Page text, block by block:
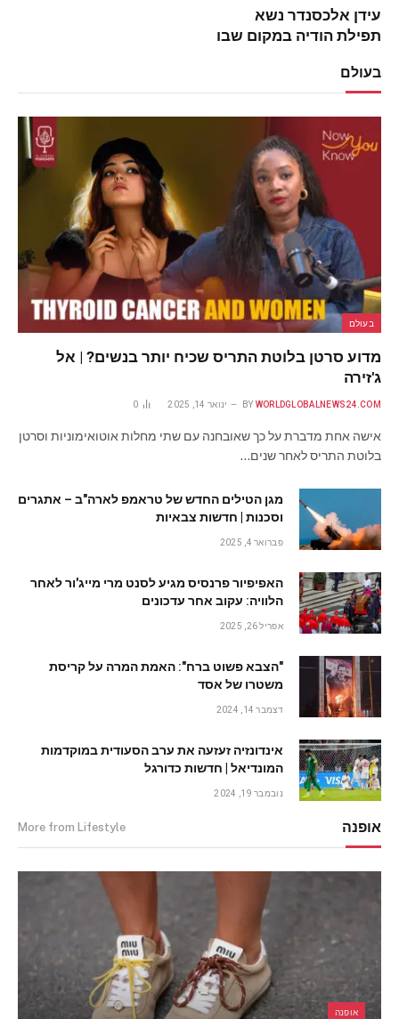
עידן אלכסנדר נשא
תפילת הודיה במקום שבו
עבורו
בעולם
בעולם
מדוע סרטן בלוטת התריס שכיח יותר בנשים? | אל
ג'זירה
BY WORLDGLOBALNEWS24.COM ינואר 14, 2025 0
אישה אחת מדברת על כך שאובחנה עם שתי מחלות אוטואימוניות וסרטן
בלוטת התריס לאחר שנים…
מגן הטילים החדש של טראמפ לארה"ב – אתגרים
וסכנות | חדשות צבאיות
פברואר 4, 2025
האפיפיור פרנסיס מגיע לסנט מרי מייג'ור לאחר
הלוויה: עקוב אחר עדכונים
אפריל 26, 2025
"הצבא פשוט ברח": האמת המרה על קריסת
משטרו של אסד
דצמבר 14, 2024
אינדונזיה זעזעה את ערב הסעודית במוקדמות
המונדיאל | חדשות כדורגל
נובמבר 19, 2024
אופנה More from Lifestyle
אופנה